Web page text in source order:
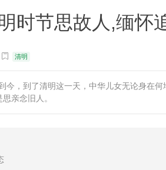
时节思故人,缅怀
清明
今，到了清明这一天，中华儿女无论身在
亲念旧人。